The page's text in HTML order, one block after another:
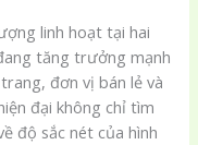
linh hoạt tại hai
tăng trưởng mạnh
đơn vị bán lẻ và
đại không chỉ tìm
độ sắc nét của hình